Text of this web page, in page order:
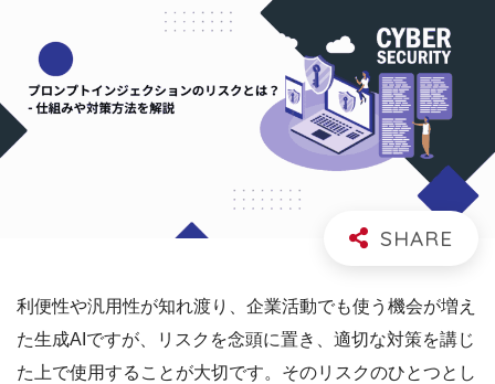
利便性や汎用性が知れ渡り、企業活動でも使う機会が増え
た生成AIですが、リスクを念頭に置き、適切な対策を講じ
た上で使用することが大切です。そのリスクのひとつとし